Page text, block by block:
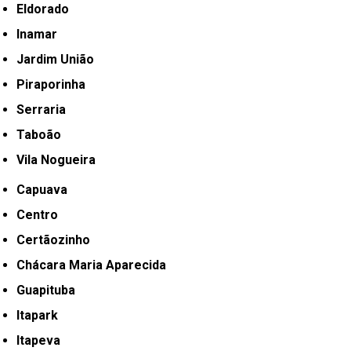
Eldorado
Inamar
Jardim União
Piraporinha
Serraria
Taboão
Vila Nogueira
Capuava
Centro
Certãozinho
Chácara Maria Aparecida
Guapituba
Itapark
Itapeva